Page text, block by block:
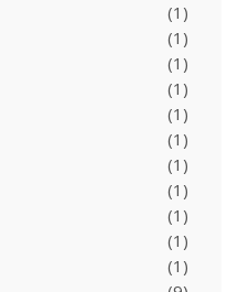
(1)
(1)
(1)
(1)
(1)
(1)
(1)
(1)
(1)
(1)
(1)